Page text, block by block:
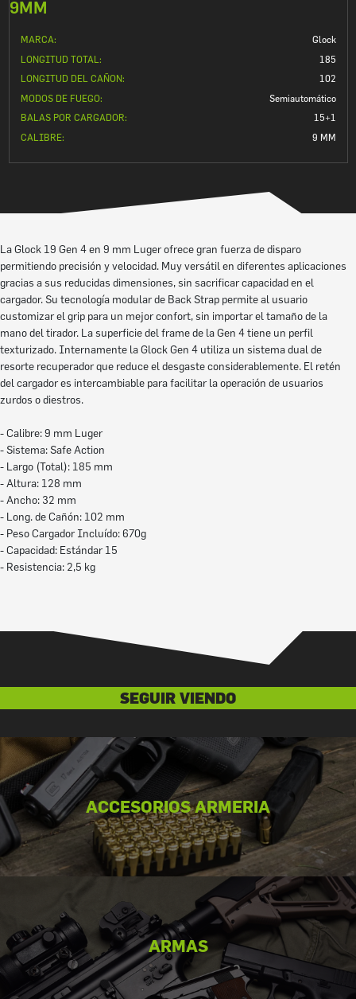
9MM
MARCA:
Glock
LONGITUD TOTAL:
185
LONGITUD DEL CAÑON:
102
MODOS DE FUEGO:
Semiautomático
BALAS POR CARGADOR:
15+1
CALIBRE:
9 MM
La Glock 19 Gen 4 en 9 mm Luger ofrece gran fuerza de disparo
permitiendo precisión y velocidad. Muy versátil en diferentes aplicaciones
gracias a sus reducidas dimensiones, sin sacrificar capacidad en el
cargador. Su tecnología modular de Back Strap permite al usuario
customizar el grip para un mejor confort, sin importar el tamaño de la
mano del tirador. La superficie del frame de la Gen 4 tiene un perfil
texturizado. Internamente la Glock Gen 4 utiliza un sistema dual de
resorte recuperador que reduce el desgaste considerablemente. El retén
del cargador es intercambiable para facilitar la operación de usuarios
zurdos o diestros.
- Calibre: 9 mm Luger
- Sistema: Safe Action
- Largo (Total): 185 mm
- Altura: 128 mm
- Ancho: 32 mm
- Long. de Cañón: 102 mm
- Peso Cargador Incluído: 670g
- Capacidad: Estándar 15
- Resistencia: 2,5 kg
SEGUIR VIENDO
ACCESORIOS ARMERIA
ARMAS